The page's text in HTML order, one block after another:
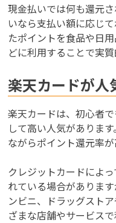
現金払いでは何も還元
いなら支払い額に応じ
たポイントを食品や日
どに利用することで実
楽天カードが人
楽天カードは、初心者
して高い人気がありま
ながらポイント還元率が
クレジットカードによ
れている場合がありま
ンビニ、ドラッグスト
ざまな店舗やサービス